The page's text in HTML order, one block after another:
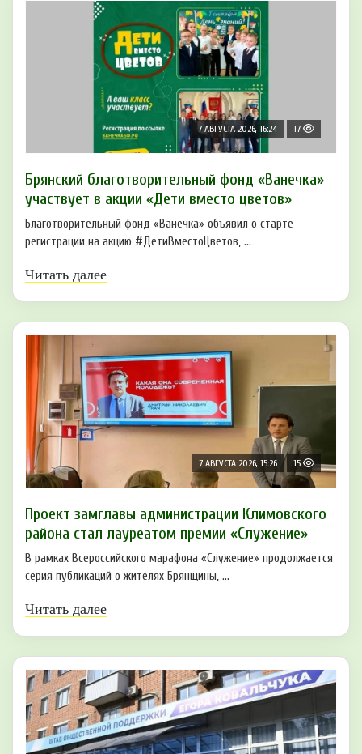
7 АВГУСТА 2026, 16:24 17
Брянский благотворительный фонд «Ванечка»
участвует в акции «Дети вместо цветов»
Благотворительный фонд «Ванечка» объявил о старте
регистрации на акцию #ДетиВместоЦветов, ...
Читать далее
7 АВГУСТА 2026, 15:26 15
Проект замглавы администрации Климовского
района стал лауреатом премии «Служение»
В рамках Всероссийского марафона «Служение» продолжается
серия публикаций о жителях Брянщины, ...
Читать далее